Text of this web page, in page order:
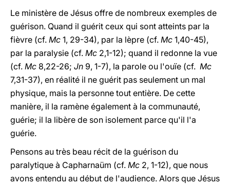
Le ministère de Jésus offre de nombreux exemples de
guérison. Quand il guérit ceux qui sont atteints par la
fièvre (cf. Mc 1, 29-34), par la lèpre (cf. Mc 1,40-45),
par la paralysie (cf. Mc 2,1-12); quand il redonne la vue
(cf. Mc 8,22-26; Jn 9, 1-7), la parole ou l'ouïe (cf. Mc
7,31-37), en réalité il ne guérit pas seulement un mal
physique, mais la personne tout entière. De cette
manière, il la ramène également à la communauté,
guérie; il la libère de son isolement parce qu'il l'a
guérie.
Pensons au très beau récit de la guérison du
paralytique à Capharnaüm (cf. Mc 2, 1-12), que nous
avons entendu au début de l'audience. Alors que Jésus